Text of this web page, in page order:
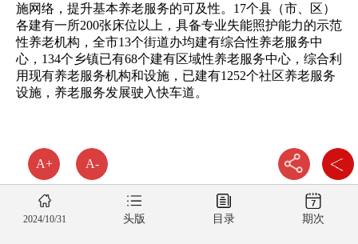
A+ A-
施网络，提升基本养老服务的可及性。17个县（市、区）
各建有一所200张床位以上，具备专业失能照护能力的示范
性养老机构，全市13个街道办均建有综合性养老服务中
心，134个乡镇已有68个建有区域性养老服务中心，综合利
用现有养老服务机构和设施，已建有1252个社区养老服务
设施，养老服务发展驶入快车道。
2024/10/31 头版 目录 期次